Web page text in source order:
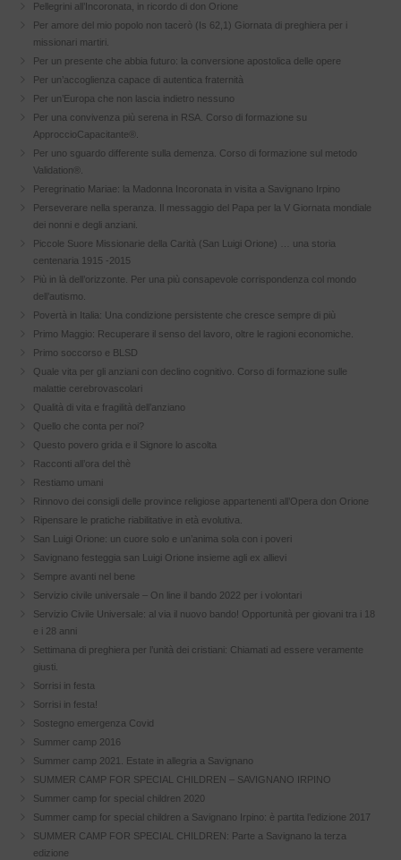
Pellegrini all’Incoronata, in ricordo di don Orione
Per amore del mio popolo non tacerò (Is 62,1) Giornata di preghiera per i
missionari martiri.
Per un presente che abbia futuro: la conversione apostolica delle opere
Per un’accoglienza capace di autentica fraternità
Per un’Europa che non lascia indietro nessuno
Per una convivenza più serena in RSA. Corso di formazione su
ApproccioCapacitante®.
Per uno sguardo differente sulla demenza. Corso di formazione sul metodo
Validation®.
Peregrinatio Mariae: la Madonna Incoronata in visita a Savignano Irpino
Perseverare nella speranza. Il messaggio del Papa per la V Giornata mondiale
dei nonni e degli anziani.
Piccole Suore Missionarie della Carità (San Luigi Orione) … una storia
centenaria 1915 -2015
Più in là dell’orizzonte. Per una più consapevole corrispondenza col mondo
dell’autismo.
Povertà in Italia: Una condizione persistente che cresce sempre di più
Primo Maggio: Recuperare il senso del lavoro, oltre le ragioni economiche.
Primo soccorso e BLSD
Quale vita per gli anziani con declino cognitivo. Corso di formazione sulle
malattie cerebrovascolari
Qualità di vita e fragilità dell’anziano
Quello che conta per noi?
Questo povero grida e il Signore lo ascolta
Racconti all’ora del thè
Restiamo umani
Rinnovo dei consigli delle province religiose appartenenti all’Opera don Orione
Ripensare le pratiche riabilitative in età evolutiva.
San Luigi Orione: un cuore solo e un’anima sola con i poveri
Savignano festeggia san Luigi Orione insieme agli ex allievi
Sempre avanti nel bene
Servizio civile universale – On line il bando 2022 per i volontari
Servizio Civile Universale: al via il nuovo bando! Opportunità per giovani tra i 18
e i 28 anni
Settimana di preghiera per l’unità dei cristiani: Chiamati ad essere veramente
giusti.
Sorrisi in festa
Sorrisi in festa!
Sostegno emergenza Covid
Summer camp 2016
Summer camp 2021. Estate in allegria a Savignano
SUMMER CAMP FOR SPECIAL CHILDREN – SAVIGNANO IRPINO
Summer camp for special children 2020
Summer camp for special children a Savignano Irpino: è partita l’edizione 2017
SUMMER CAMP FOR SPECIAL CHILDREN: Parte a Savignano la terza
edizione